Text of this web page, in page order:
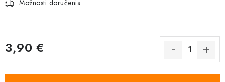
Možnosti doručenia
3,90 €